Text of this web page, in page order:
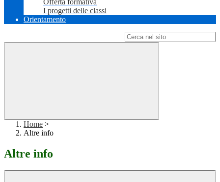
Offerta formativa
I progetti delle classi
Orientamento
Home >
Altre info
Altre info